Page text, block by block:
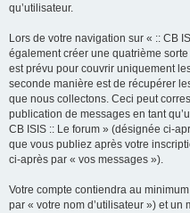
qu’utilisateur.
Lors de votre navigation sur « :: CB
également créer une quatrième
est prévu pour couvrir uniquement
seconde manière est de récupérer
que nous collectons. Ceci peut
publication de messages en tant
CB ISIS :: Le forum » (désignée ci-
que vous publiez après votre
ci-après par « vos messages »).
Votre compte contiendra au
par « votre nom d’utilisateur ») et